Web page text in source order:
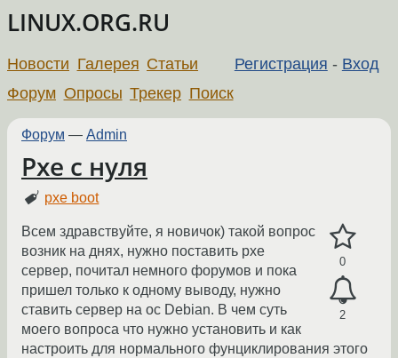
LINUX.ORG.RU
Регистрация - Вход
Новости Галерея Статьи
Форум Опросы Трекер Поиск
Форум — Admin
Pxe с нуля
pxe boot
0
2
Всем здравствуйте, я новичок) такой вопрос
возник на днях, нужно поставить pxe
сервер, почитал немного форумов и пока
пришел только к одному выводу, нужно
ставить сервер на ос Debian. В чем суть
моего вопроса что нужно установить и как
настроить для нормального фунциклирования этого